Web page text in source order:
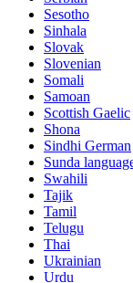
Sesotho
Sinhala
Slovak
Slovenian
Somali
Samoan
Scottish Gaelic
Shona
Sindhi German
Sunda
Swahili
Tajik
Tamil
Telugu
Thai
Ukrainian
Urdu